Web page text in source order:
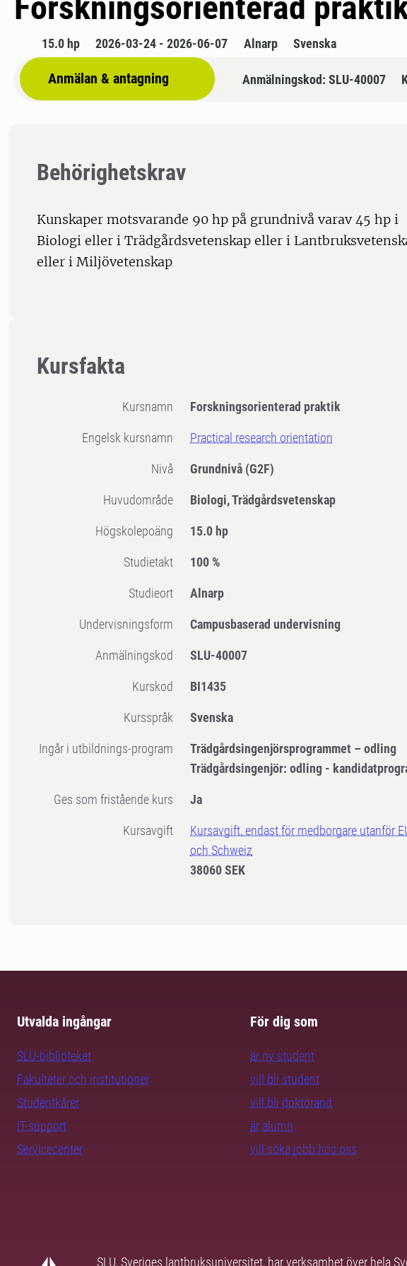
15.0 hp 2026-03-24 - 2026-06-07 Alnarp Svenska
Anmälan & antagning Anmälningskod: SLU-40007
Behörighetskrav
Kunskaper motsvarande 90 hp på grundnivå varav 45 hp i
Biologi eller i Trädgårdsvetenskap eller i
eller i Miljövetenskap
Kursfakta
Kursnamn Forskningsorienterad praktik
Engelsk kursnamn Practical research orientation
Nivå Grundnivå (G2F)
Huvudområde Biologi, Trädgårdsvetenskap
högskolepoäng 15.0 hp
Studietakt 100 %
Studieort Alnarp
Undervisningsform Campusbaserad undervisning
Anmälningskod SLU-40007
Kurskod BI1435
Kursspråk Svenska
Ingår i utbildnings-program
Trädgårdsingenjörsprogrammet – odling
Trädgårdsingenjör: odling -
Ges som fristående kurs Ja
Kursavgift
Kursavgift, endast för medborgare utanför
och Schweiz
38060 SEK
Utvalda ingångar
SLU-biblioteket
Fakulteter och institutioner
Studentkårer
IT-support
Servicecenter
För dig som
är ny student
vill bli student
vill bli doktorand
är alumn
vill söka jobb hos oss
SLU, Sveriges lantbruksuniversitet, har verksamhet över hela